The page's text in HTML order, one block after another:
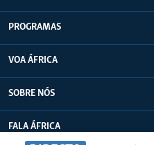
PROGRAMAS
VOA ÁFRICA
SOBRE NÓS
FALA ÁFRICA